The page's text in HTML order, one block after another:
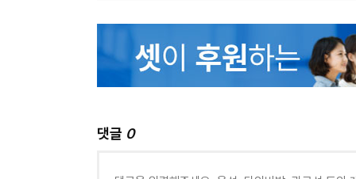
댓글 0